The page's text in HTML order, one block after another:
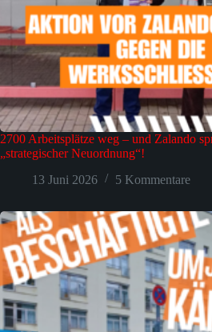
2700 Arbeitsplätze weg – und Zalando
„strategischer Neuordnung“!
13 Juni 2026
5 Kommentare